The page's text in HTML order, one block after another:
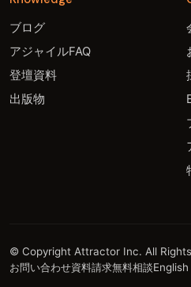
ブログ
アジャイルFAQ
登壇資料
出版物
© Copyright Attractor Inc. All
お問い合わせ資料請求無料相談English